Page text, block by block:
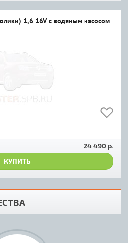
1,6 16V с водяным насосом
24 490 р.
КУПИТЬ